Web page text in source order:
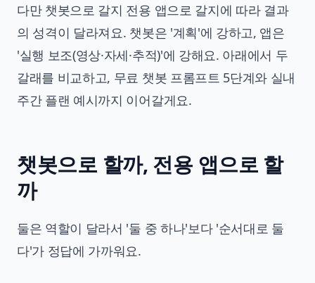
다만 챗봇으로 갈지 전용 앱으로 갈지에 따라 결과
의 성격이 달라져요. 챗봇은 '계획'에 강하고, 앱은
'실행 보조(영상·자세·추적)'에 강해요. 아래에서 두
갈래를 비교하고, 무료 챗봇 프롬프트 5단계와 실내
주간 플랜 예시까지 이어갈게요.
챗봇으로 할까, 전용 앱으로 할
까
둘은 역할이 달라서 '둘 중 하나'보다 '순서대로 둘
다'가 정답에 가까워요.